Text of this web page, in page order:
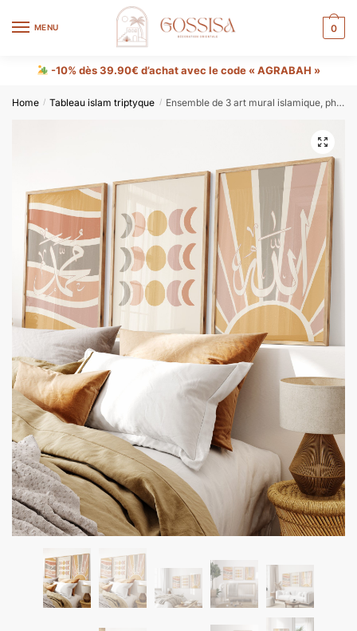
MENU 0
-10% dès 39.90€ d’achat avec le code « AGRABAH »
Home / Tableau islam triptyque / Ensemble de 3 art mural islamique, phase de lune Boho, Allah et Mahomet